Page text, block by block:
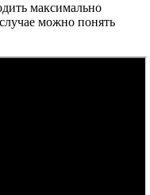
максимально
можно понять